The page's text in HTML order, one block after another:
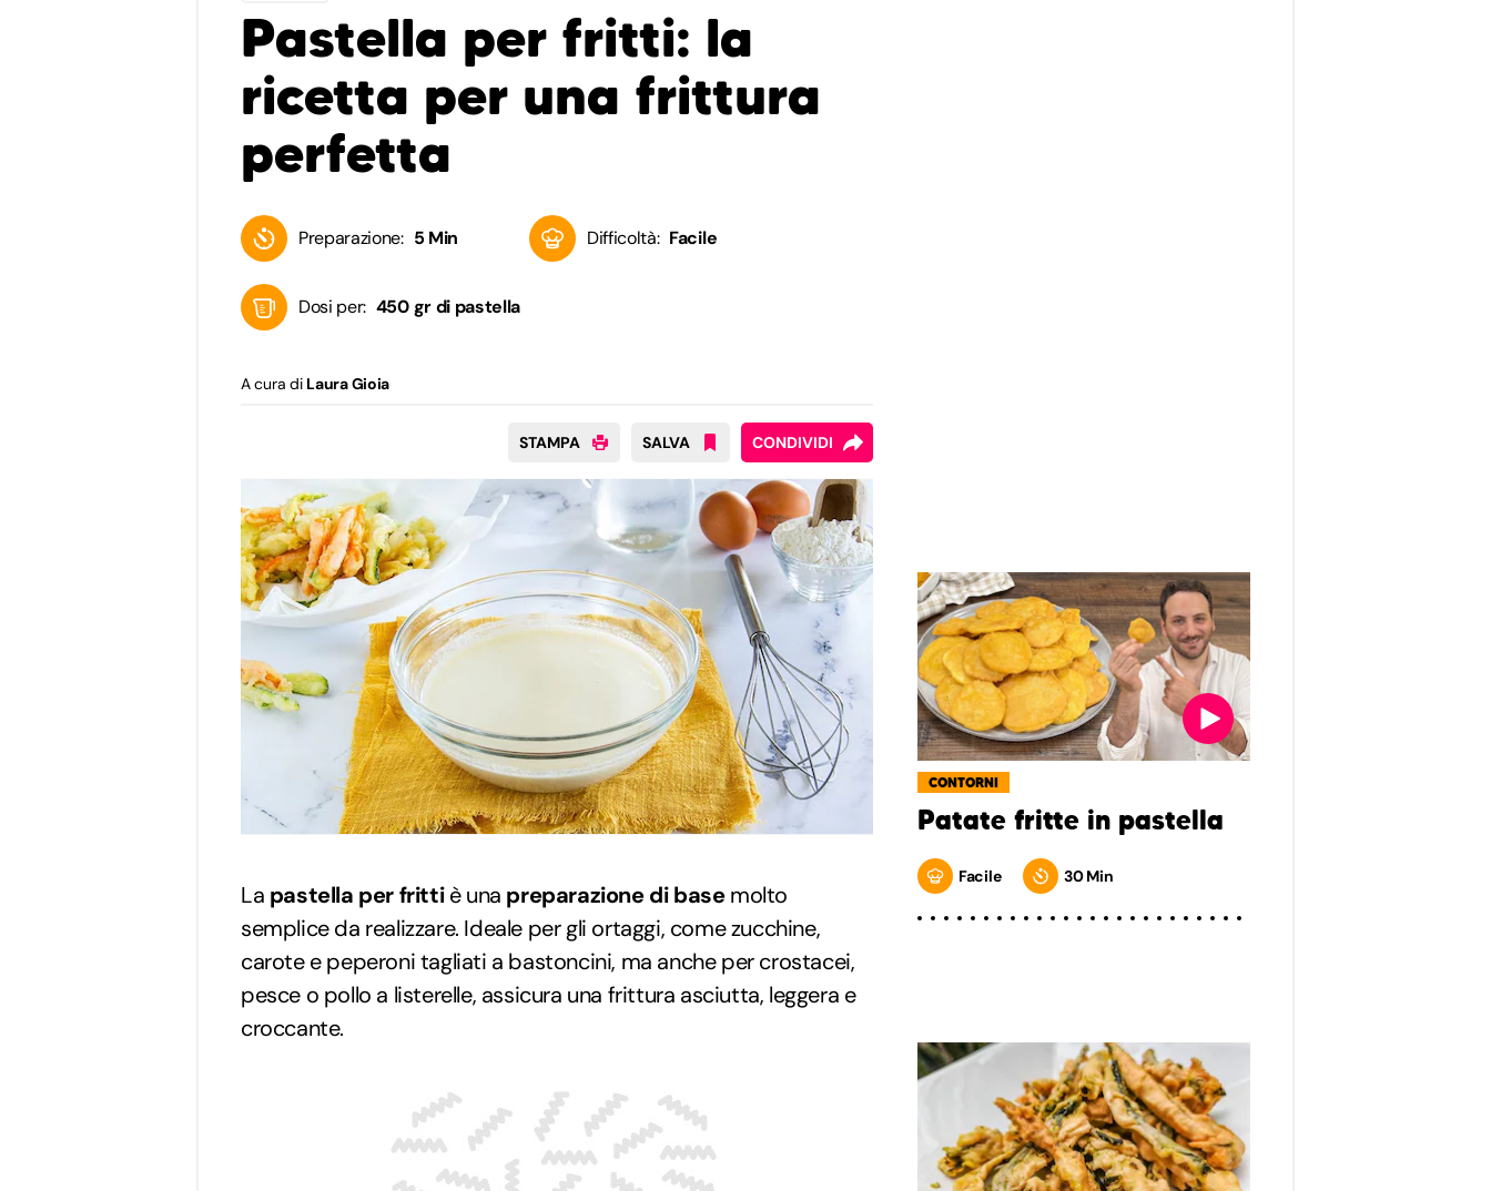
Pastella per fritti: la
ricetta per una frittura
perfetta
Preparazione: 5 Min Difficoltà: Facile
Dosi per: 450 gr di pastella
A cura di Laura Gioia
STAMPA SALVA CONDIVIDI
La pastella per frittiè una preparazione di basemolto
semplice da realizzare. Ideale per gli ortaggi, come zucchine,
carote e peperoni tagliati a bastoncini, ma anche per crostacei,
pesce o pollo a listerelle, assicura una frittura asciutta, leggera e
croccante.
CONTORNI
Patate fritte in pastella
Facile 30 Min